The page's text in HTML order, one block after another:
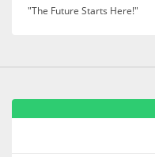
"The Future Starts Here!"